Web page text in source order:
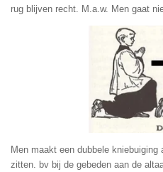
rug blijven recht. M.a.w. Men gaat
Men maakt een dubbele
zitten. bv bij de gebeden aan de